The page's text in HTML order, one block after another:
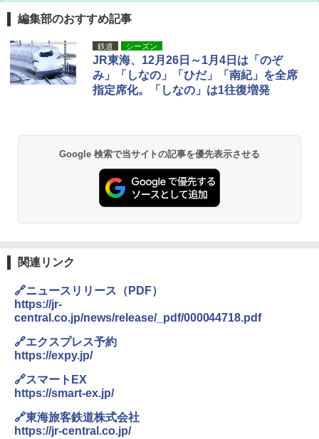
DEWEL パラソル 大型 ビーチ アウトドアパ
ラソル ガーデン サイトシート付 折りたたみ
防水 UVカット 4段階高さ調整 軽量 収納袋付
き
【日本企業販売】超強力クマ対策スプレー 30
0ml（連続噴射30秒）110ml（連続噴射15
秒）射程5～10m 安全ロック搭載 携帯収納袋
付き ヒグマ・イノシシ対策 自治体・教育機
関の購入実績 登山・キャンプ・アウトドア・
GRANDOOR ステンレス保冷剤 2個セット 2
コンパクト 保冷力長持ち
￥2,980
ポインターライト 強力 小型 緑色/赤色/青紫色
USB充電式 高精度 超長距離照射 長時間使用
可能 安全ロック付き 高安全性 金属製耐久 コ
ンパクト多機能設計 持ち運び便利 アウトド
ア/オフィス/教育現場/展示会用 緑
編集部のおすすめ記事
鉄道 シーズン
JR東海、12月26日～1月4日は「のぞ
み」「しなの」「ひだ」「南紀」を全席
指定席化。「しなの」は1往復増発
Google 検索で当サイトの記事を優先表示させる
関連リンク
🔗ニュースリリース（PDF）
https://jr-
central.co.jp/news/release/_pdf/000044718.pdf
🔗エクスプレス予約
https://expy.jp/
🔗スマートEX
https://smart-ex.jp/
🔗東海旅客鉄道株式会社
https://jr-central.co.jp/